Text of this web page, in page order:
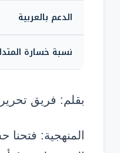
الدعم بالعربية
نسبة خسارة
بقلم: فريق